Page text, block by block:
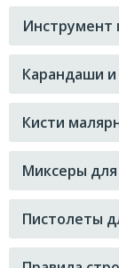
0.030
0.031
0.032
0.033
0.034
0.035
0.037
Пробники
SPARTA
Ремни
ХВАТ
Зарядные
Аксессуары
Воронки
Инструмент
Карандаши
Кисти
Миксеры для
Пистолеты